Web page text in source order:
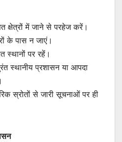
क्षेत्रों में जाने से परहेज करें।
के पास न जाएं।
स्थानों पर रहें।
स्थानीय प्रशासन या आपदा
स्रोतों से जारी सूचनाओं पर ही